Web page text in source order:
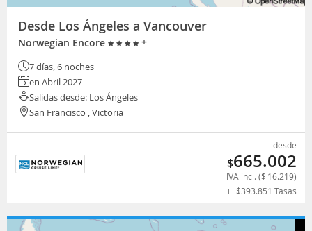
Desde Los Ángeles a Vancouver
Norwegian Encore +
7 días, 6 noches
en Abril 2027
Salidas desde: Los Ángeles
San Francisco , Victoria
desde
$665.002
IVA incl. ($ 16.219)
+ $393.851 Tasas